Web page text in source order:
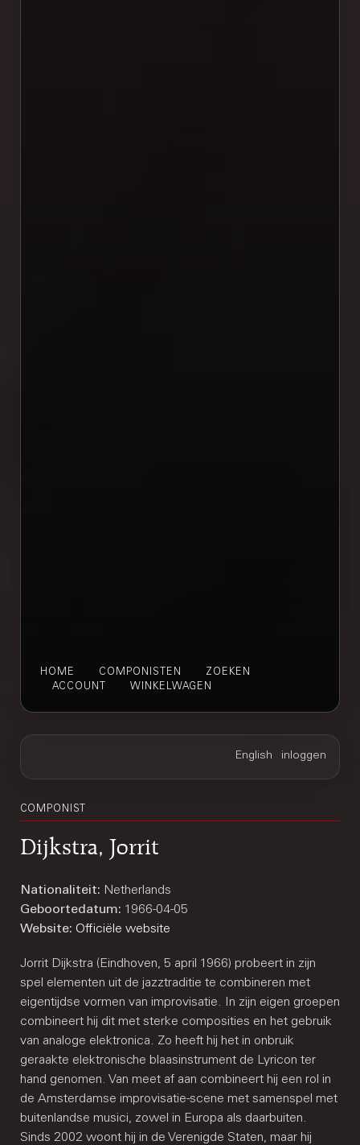
HOME COMPONISTEN
ZOEKEN
ACCOUNT
WINKELWAGEN
COMPONIST
Dijkstra, Jorrit
Nationaliteit: Netherlands
Geboortedatum: 1966-04-05
Website: Officiële website
Jorrit Dijkstra (Eindhoven, 5 april 1966) probeert in zijn
spel elementen uit de jazztraditie te combineren met
eigentijdse vormen van improvisatie. In zijn eigen groepen
combineert hij dit met sterke composities en het gebruik
van analoge elektronica. Zo heeft hij het in onbruik
geraakte elektronische blaasinstrument de Lyricon ter
hand genomen. Van meet af aan combineert hij een rol in
de Amsterdamse improvisatie-scene met samenspel met
buitenlandse musici, zowel in Europa als daarbuiten.
Sinds 2002 woont hij in de Verenigde Staten, maar hij